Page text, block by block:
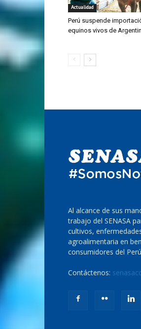
Actualidad
Perú suspende
equinos vivos de
Al alcance de sus
trabajo del SENASA
cultivos,
agroalimentaria en
consumidores del
Contáctenos: